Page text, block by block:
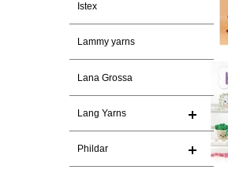
Istex
Lammy yarns
Lana Grossa
Lang Yarns
Phildar